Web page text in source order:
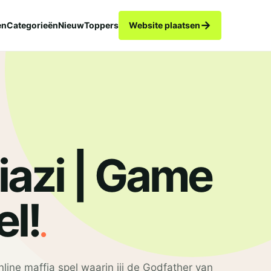
CategorieënNieuwToppers Website plaatsen→
| Game
.
maffia spel waarin jij de Godfather van